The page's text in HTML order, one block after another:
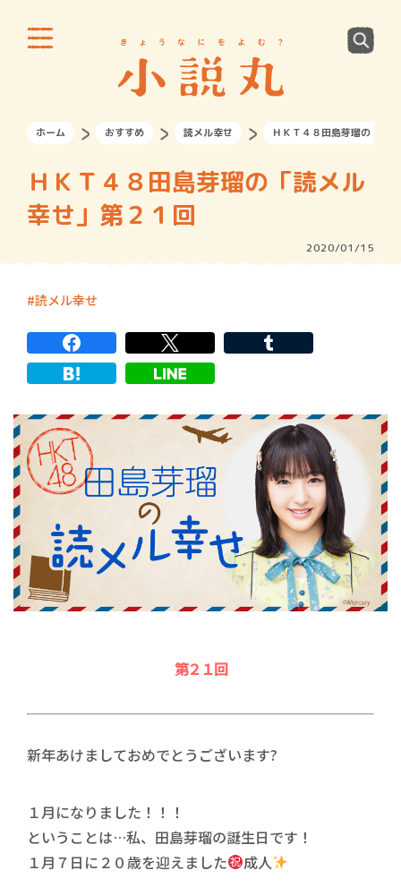
ホーム おすすめ 読メル幸せ ＨＫＴ４８田島芽瑠の「読
ＨＫＴ４８田島芽瑠の「読メル
幸せ」第２１回
2020/01/15
読メル幸せ
第２１回
新年あけましておめでとうございます?
１月になりました！！！
ということは…私、田島芽瑠の誕生日です！
１月７日に２０歳を迎えました
成人